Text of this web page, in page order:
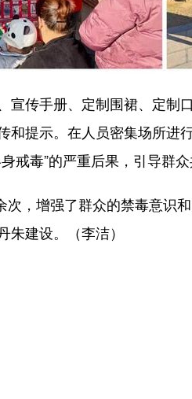
传手册、定制围裙、定制
提示。在人员密集场所进
毒”的严重后果，引导群众
增强了群众的禁毒意识
建设。（李洁）